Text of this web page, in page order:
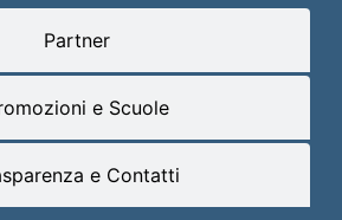
Partner
e Scuole
e Contatti